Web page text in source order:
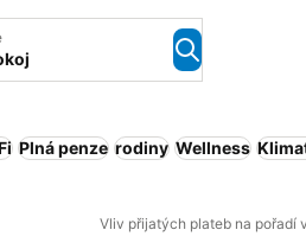
Plná penze rodiny Wellness
Vliv přijatých plateb na pořadí